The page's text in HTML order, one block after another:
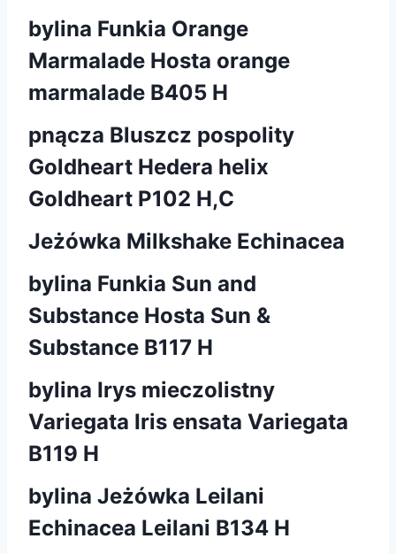
bylina Funkia Orange
Marmalade Hosta orange
marmalade B405 H
pnącza Bluszcz pospolity
Goldheart Hedera helix
Goldheart P102 H,C
Jeżówka Milkshake Echinacea
bylina Funkia Sun and
Substance Hosta Sun &
Substance B117 H
bylina Irys mieczolistny
Variegata Iris ensata Variegata
B119 H
bylina Jeżówka Leilani
Echinacea Leilani B134 H